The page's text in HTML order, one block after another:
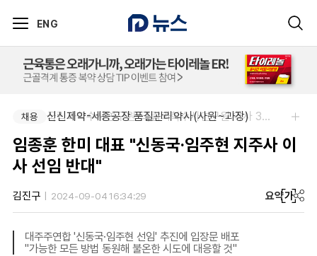
ENG
채용 신신제약-세종공장 품질관리약사(사원~과장)
채용 국립과학수사연구원-국립과학수사연구원 약사 3명 채용
임종훈 한미 대표 "신동국·임주현 지주사 이
사 선임 반대"
김진구 2024-09-04 16:34:29 요약가
대주주연합 '신동국·임주현 선임' 추진에 입장문 배포
"가능한 모든 방법 동원해 불온한 시도에 대응할 것"